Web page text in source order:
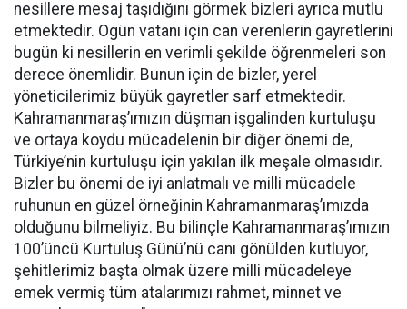
nesillere mesaj taşıdığını görmek bizleri ayrıca mutlu
etmektedir. Ogün vatanı için can verenlerin gayretlerini
bugün ki nesillerin en verimli şekilde öğrenmeleri son
derece önemlidir. Bunun için de bizler, yerel
yöneticilerimiz büyük gayretler sarf etmektedir.
Kahramanmaraş’ımızın düşman işgalinden kurtuluşu
ve ortaya koydu mücadelenin bir diğer önemi de,
Türkiye’nin kurtuluşu için yakılan ilk meşale olmasıdır.
Bizler bu önemi de iyi anlatmalı ve milli mücadele
ruhunun en güzel örneğinin Kahramanmaraş’ımızda
olduğunu bilmeliyiz. Bu bilinçle Kahramanmaraş’ımızın
100’üncü Kurtuluş Günü’nü canı gönülden kutluyor,
şehitlerimiz başta olmak üzere milli mücadeleye
emek vermiş tüm atalarımızı rahmet, minnet ve